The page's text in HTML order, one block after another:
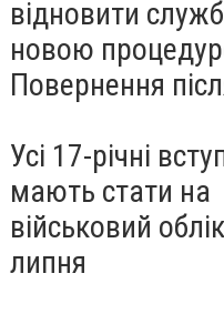
відновити
новою
Повернення
Усі 17-річні
мають стати на
військовий
липня